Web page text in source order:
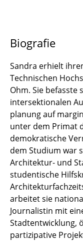
Ryan Zeringue
Biografie
Sandra erhielt
Technischen
Ohm. Sie
intersektionalen
planung auf
unter dem Primat
demokratische
dem Studium war
Architektur- und
studentische
arbeitet sie
Journalistin mit
Stadtentwicklung,
partizipative